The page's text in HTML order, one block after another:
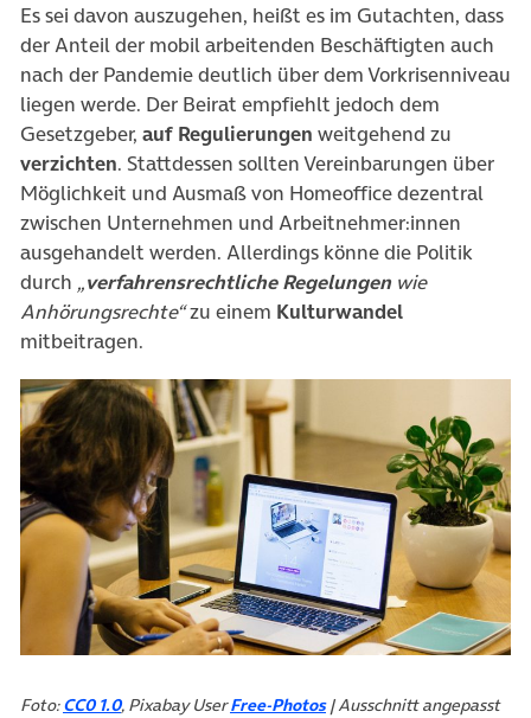
Es sei davon auszugehen, heißt es im Gutachten, dass
der Anteil der mobil arbeitenden Beschäftigten auch
nach der Pandemie deutlich über dem Vorkrisenniveau
liegen werde. Der Beirat empfiehlt jedoch dem
Gesetzgeber, auf Regulierungen weitgehend zu
verzichten. Stattdessen sollten Vereinbarungen über
Möglichkeit und Ausmaß von Homeoffice dezentral
zwischen Unternehmen und Arbeitnehmer:innen
ausgehandelt werden. Allerdings könne die Politik
durch „verfahrensrechtliche Regelungenwie
Anhörungsrechte“zu einem Kulturwandel
mitbeitragen.
Foto:CC0 1.0, Pixabay UserFree-Photos| Ausschnitt angepasst